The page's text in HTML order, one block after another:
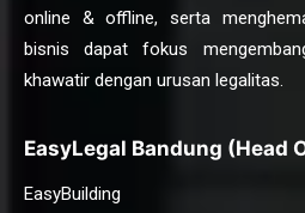
online & offline, serta
bisnis dapat fokus
khawatir dengan urusan legalitas.
EasyLegal Bandung (Head
EasyBuilding